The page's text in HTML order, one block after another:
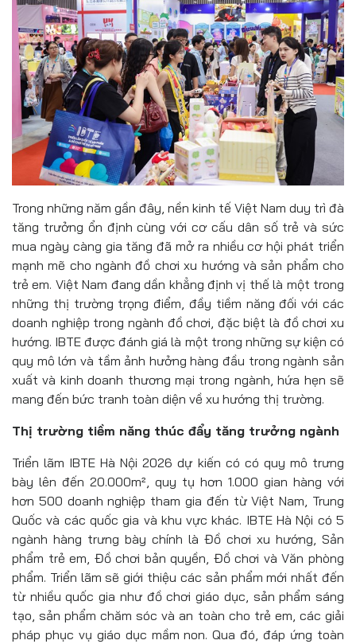
Trong những năm gần đây, nền kinh tế Việt Nam duy trì đà
tăng trưởng ổn định cùng với cơ cấu dân số trẻ và sức
mua ngày càng gia tăng đã mở ra nhiều cơ hội phát triển
mạnh mẽ cho ngành đồ chơi xu hướng và sản phẩm cho
trẻ em. Việt Nam đang dần khẳng định vị thế là một trong
những thị trường trọng điểm, đầy tiềm năng đối với các
doanh nghiệp trong ngành đồ chơi, đặc biệt là đồ chơi xu
hướng. IBTE được đánh giá là một trong những sự kiện có
quy mô lớn và tầm ảnh hưởng hàng đầu trong ngành sản
xuất và kinh doanh thương mại trong ngành, hứa hẹn sẽ
mang đến bức tranh toàn diện về xu hướng thị trường.
Thị trường tiềm năng thúc đẩy tăng trưởng ngành
Triển lãm IBTE Hà Nội 2026 dự kiến có có quy mô trưng
bày lên đến 20.000m², quy tụ hơn 1.000 gian hàng với
hơn 500 doanh nghiệp tham gia đến từ Việt Nam, Trung
Quốc và các quốc gia và khu vực khác. IBTE Hà Nội có 5
ngành hàng trưng bày chính là Đồ chơi xu hướng, Sản
phẩm trẻ em, Đồ chơi bản quyền, Đồ chơi và Văn phòng
phẩm. Triển lãm sẽ giới thiệu các sản phẩm mới nhất đến
từ nhiều quốc gia như đồ chơi giáo dục, sản phẩm sáng
tạo, sản phẩm chăm sóc và an toàn cho trẻ em, các giải
pháp phục vụ giáo dục mầm non. Qua đó, đáp ứng toàn